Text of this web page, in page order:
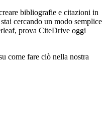
bibliografie e citazioni in
cercando un modo semplice
prova CiteDrive oggi
come fare ciò nella nostra